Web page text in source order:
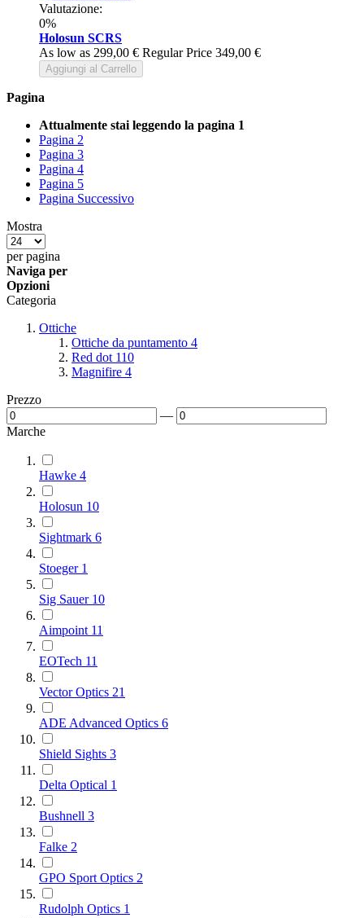
Valutazione:
0%
Holosun SCRS
As low as 299,00 € Regular Price 349,00 €
Aggiungi al Carrello
Pagina
Attualmente stai leggendo la pagina 1
Pagina 2
Pagina 3
Pagina 4
Pagina 5
Pagina Successivo
Mostra
per pagina
Naviga per
Opzioni
Categoria
Ottiche
Ottiche da puntamento 4
Red dot 110
Magnifire 4
Prezzo
—
Marche
Hawke 4
Holosun 10
Sightmark 6
Stoeger 1
Sig Sauer 10
Aimpoint 11
EOTech 11
Vector Optics 21
ADE Advanced Optics 6
Shield Sights 3
Delta Optical 1
Bushnell 3
Falke 2
GPO Sport Optics 2
Rudolph Optics 1